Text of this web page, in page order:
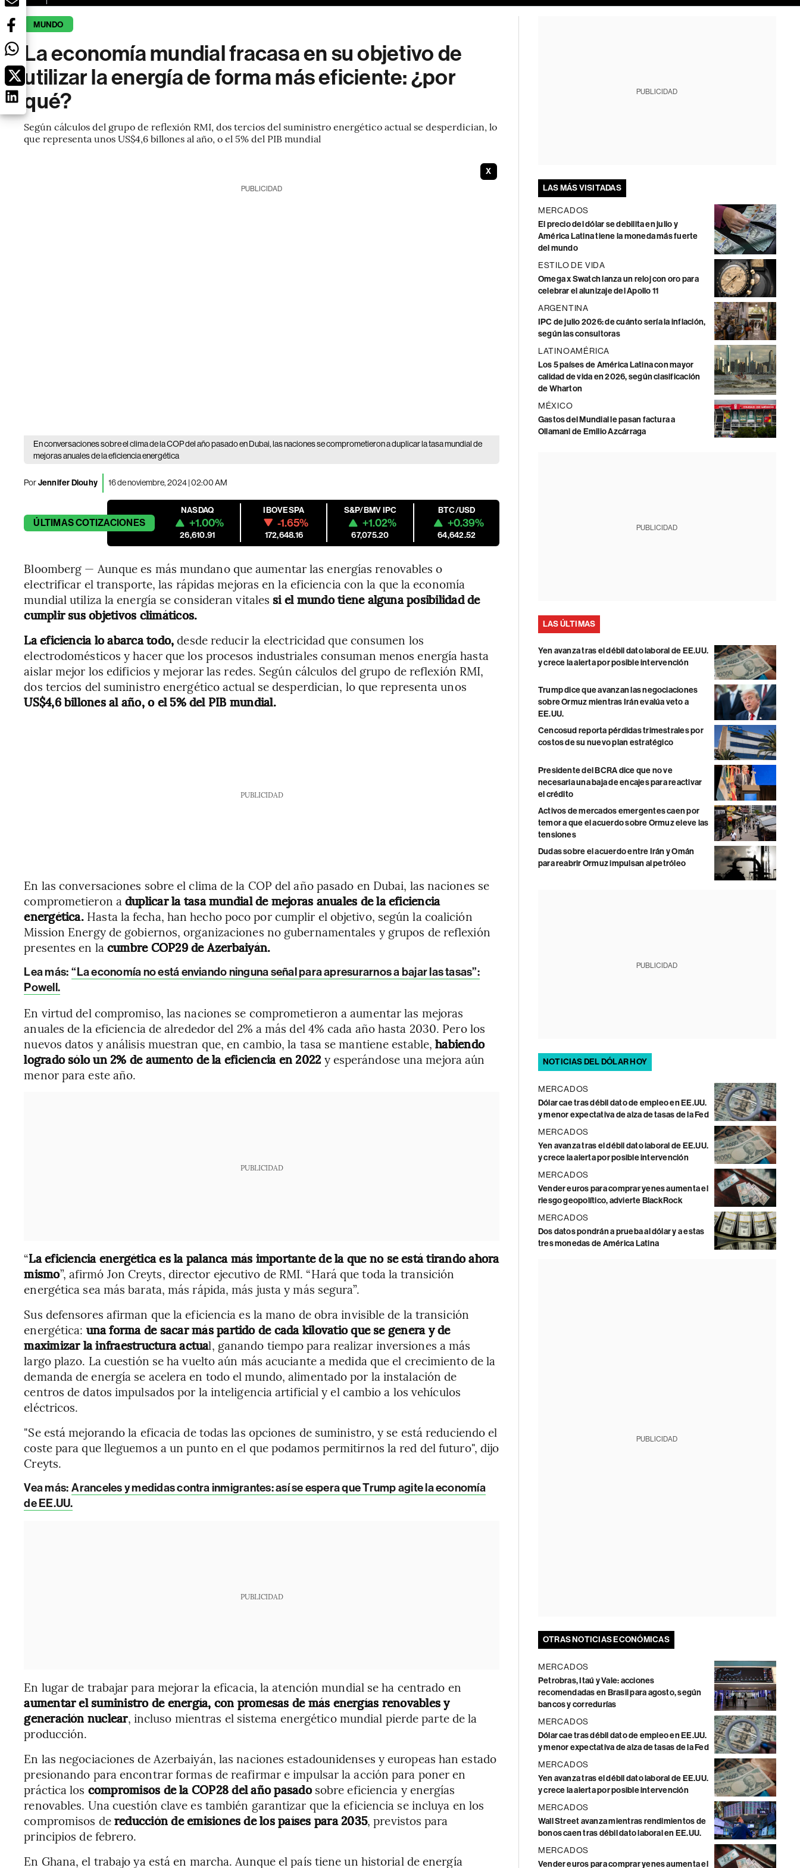
MUNDO
La economía mundial fracasa en su objetivo de
utilizar la energía de forma más eficiente: ¿por
qué?
Según cálculos del grupo de reflexión RMI, dos tercios del suministro energético actual se desperdician, lo
que representa unos US$4,6 billones al año, o el 5% del PIB mundial
X
PUBLICIDAD
En conversaciones sobre el clima de la COP del año pasado en Dubai, las naciones se comprometieron a duplicar la tasa mundial de
mejoras anuales de la eficiencia energética
PorJennifer Dlouhy 16 de noviembre, 2024 | 02:00 AM
ÚLTIMASCOTIZACIONES
NASDAQ
+1.00%
26,610.91
IBOVESPA
-1.65%
172,648.16
S&P/BMV IPC
+1.02%
67,075.20
BTC/USD
+0.39%
64,642.52
Bloomberg — Aunque es más mundano que aumentar las energías renovables o
electrificar el transporte, las rápidas mejoras en la eficiencia con la que la economía
mundial utiliza la energía se consideran vitales si el mundo tiene alguna posibilidad de
cumplir sus objetivos climáticos.
La eficiencia lo abarca todo,desde reducir la electricidad que consumen los
electrodomésticos y hacer que los procesos industriales consuman menos energía hasta
aislar mejor los edificios y mejorar las redes. Según cálculos del grupo de reflexión RMI,
dos tercios del suministro energético actual se desperdician, lo que representa unos
US$4,6 billones al año, o el 5% del PIB mundial.
PUBLICIDAD
En las conversaciones sobre el clima de la COP del año pasado en Dubai, las naciones se
comprometieron aduplicar la tasa mundial de mejoras anuales de la eficiencia
energética. Hasta la fecha, han hecho poco por cumplir el objetivo, según la coalición
Mission Energy de gobiernos, organizaciones no gubernamentales y grupos de reflexión
presentes en la cumbre COP29 de Azerbaiyán.
Lea más: “La economía no está enviando ninguna señal para apresurarnos a bajar las tasas”:
Powell.
En virtud del compromiso, las naciones se comprometieron a aumentar las mejoras
anuales de la eficiencia de alrededor del 2% a más del 4% cada año hasta 2030. Pero los
nuevos datos y análisis muestran que, en cambio, la tasa se mantiene estable, habiendo
logrado sólo un 2% de aumento de la eficiencia en 2022 y esperándose una mejora aún
menor para este año.
PUBLICIDAD
“La eficiencia energética es la palanca más importante de la que no se está tirando ahora
mismo”, afirmó Jon Creyts, director ejecutivo de RMI. “Hará que toda la transición
energética sea más barata, más rápida, más justa y más segura”.
Sus defensores afirman que la eficiencia es la mano de obra invisible de la transición
energética: una forma de sacar más partido de cada kilovatio que se genera y de
maximizar la infraestructura actual, ganando tiempo para realizar inversiones a más
largo plazo. La cuestión se ha vuelto aún más acuciante a medida que el crecimiento de la
demanda de energía se acelera en todo el mundo, alimentado por la instalación de
centros de datos impulsados por la inteligencia artificial y el cambio a los vehículos
eléctricos.
"Se está mejorando la eficacia de todas las opciones de suministro, y se está reduciendo el
coste para que lleguemos a un punto en el que podamos permitirnos la red del futuro", dijo
Creyts.
Vea más: Aranceles y medidas contra inmigrantes: así se espera que Trump agite la economía
de EE.UU.
PUBLICIDAD
En lugar de trabajar para mejorar la eficacia, la atención mundial se ha centrado en
aumentar el suministro de energía, con promesas de más energías renovables y
generación nuclear, incluso mientras el sistema energético mundial pierde parte de la
producción.
En las negociaciones de Azerbaiyán, las naciones estadounidenses y europeas han estado
presionando para encontrar formas de reafirmar e impulsar la acción para poner en
práctica los compromisos de la COP28 del año pasadosobre eficiencia y energías
renovables. Una cuestión clave es también garantizar que la eficiencia se incluya en los
compromisos dereducción de emisiones de los países para 2035, previstos para
principios de febrero.
En Ghana, el trabajo ya está en marcha. Aunque el país tiene un historial de energía
PUBLICIDAD
LAS MÁS VISITADAS
MERCADOS
El precio del dólar se debilita en julio y
América Latina tiene la moneda más fuerte
del mundo
ESTILO DE VIDA
Omega x Swatch lanza un reloj con oro para
celebrar el alunizaje del Apollo 11
ARGENTINA
IPC de julio 2026: de cuánto sería la inflación,
según las consultoras
LATINOAMÉRICA
Los 5 países de América Latina con mayor
calidad de vida en 2026, según clasificación
de Wharton
MÉXICO
Gastos del Mundial le pasan factura a
Ollamani de Emilio Azcárraga
PUBLICIDAD
LAS ÚLTIMAS
Yen avanza tras el débil dato laboral de EE.UU.
y crece la alerta por posible intervención
Trump dice que avanzan las negociaciones
sobre Ormuz mientras Irán evalúa veto a
EE.UU.
Cencosud reporta pérdidas trimestrales por
costos de su nuevo plan estratégico
Presidente del BCRA dice que no ve
necesaria una baja de encajes para reactivar
el crédito
Activos de mercados emergentes caen por
temor a que el acuerdo sobre Ormuz eleve las
tensiones
Dudas sobre el acuerdo entre Irán y Omán
para reabrir Ormuz impulsan al petróleo
PUBLICIDAD
NOTICIAS DEL DÓLAR HOY
MERCADOS
Dólar cae tras débil dato de empleo en EE.UU.
y menor expectativa de alza de tasas de la Fed
MERCADOS
Yen avanza tras el débil dato laboral de EE.UU.
y crece la alerta por posible intervención
MERCADOS
Vender euros para comprar yenes aumenta el
riesgo geopolítico, advierte BlackRock
MERCADOS
Dos datos pondrán a prueba al dólar y a estas
tres monedas de América Latina
PUBLICIDAD
OTRAS NOTICIAS ECONÓMICAS
MERCADOS
Petrobras, Itaú y Vale: acciones
recomendadas en Brasil para agosto, según
bancos y corredurías
MERCADOS
Dólar cae tras débil dato de empleo en EE.UU.
y menor expectativa de alza de tasas de la Fed
MERCADOS
Yen avanza tras el débil dato laboral de EE.UU.
y crece la alerta por posible intervención
MERCADOS
Wall Street avanza mientras rendimientos de
bonos caen tras débil dato laboral en EE.UU.
MERCADOS
Vender euros para comprar yenes aumenta el